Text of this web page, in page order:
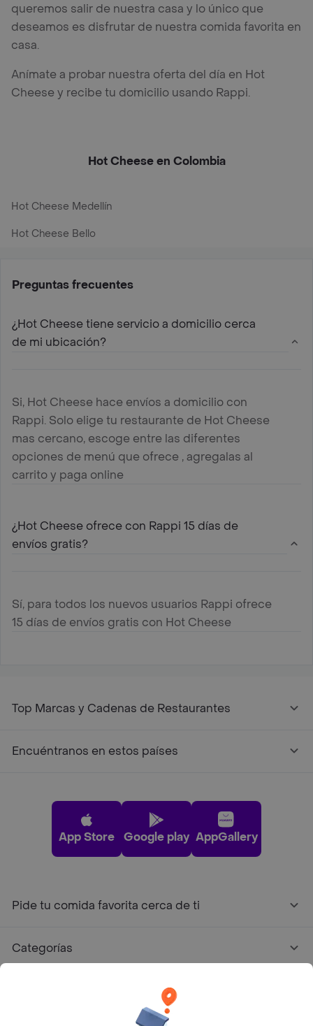
queremos salir de nuestra casa y lo único que
deseamos es disfrutar de nuestra comida favorita en
casa.
Anímate a probar nuestra oferta del día en Hot
Cheese y recibe tu domicilio usando Rappi.
Hot Cheese en Colombia
Hot Cheese Medellín
Hot Cheese Bello
Preguntas frecuentes
¿Hot Cheese tiene servicio a domicilio cerca
de mi ubicación?
Si, Hot Cheese hace envíos a domicilio con
Rappi. Solo elige tu restaurante de Hot Cheese
mas cercano, escoge entre las diferentes
opciones de menú que ofrece , agregalas al
carrito y paga online
¿Hot Cheese ofrece con Rappi 15 días de
envíos gratis?
Sí, para todos los nuevos usuarios Rappi ofrece
15 días de envíos gratis con Hot Cheese
Top Marcas y Cadenas de Restaurantes
Encuéntranos en estos países
App Store Google play AppGallery
Pide tu comida favorita cerca de ti
Categorías